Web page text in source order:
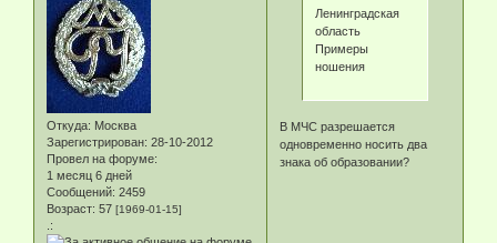
Откуда: Москва
Зарегистрирован: 28-10-2012
Провел на форуме:
1 месяц 6 дней
Сообщений: 2459
Возраст: 57 [1969-01-15]
.:
Ленинградская
область
Примеры
ношения
В МЧС разрешается
одновременно носить два
знака об образовании?